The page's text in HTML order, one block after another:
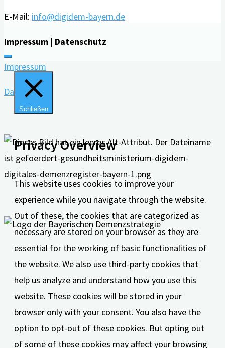
E-Mail: info@digidem-bayern.de
Impressum | Datenschutz
Impressum
Datenschutz
Schließen
Privacy Overview
This website uses cookies to improve your
experience while you navigate through the website.
Out of these, the cookies that are categorized as
necessary are stored on your browser as they are
essential for the working of basic functionalities of
the website. We also use third-party cookies that
help us analyze and understand how you use this
website. These cookies will be stored in your
browser only with your consent. You also have the
option to opt-out of these cookies. But opting out
of some of these cookies may affect your browsing